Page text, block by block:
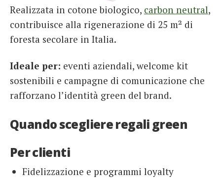
Realizzata in cotone biologico, carbon neutral,
contribuisce alla rigenerazione di 25 m² di
foresta secolare in Italia.
Ideale per: eventi aziendali, welcome kit
sostenibili e campagne di comunicazione che
rafforzano l’identità green del brand.
Quando scegliere regali green
Per clienti
Fidelizzazione e programmi loyalty